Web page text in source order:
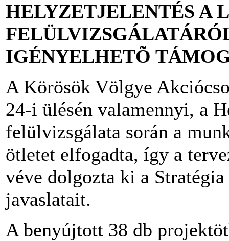
HELYZETJELENTÉS A
IGÉNYELHETÕ
A Körösök Völgye
24-i ülésén valamennyi, a
felülvizsgálata során a
ötletet elfogadta, így a
véve dolgozta ki a
javaslatait.
A benyújtott 38 db